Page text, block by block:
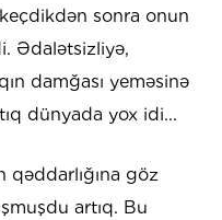
sonra onun
Ədalətsizliyə,
damğası yeməsinə
dünyada yox idi...
qəddarlığına göz
artıq. Bu